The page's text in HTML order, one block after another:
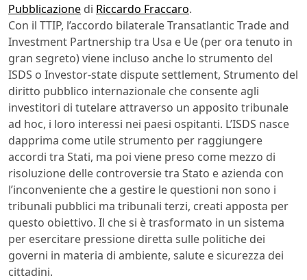
Pubblicazione di Riccardo Fraccaro.
Con il TTIP, l’accordo bilaterale Transatlantic Trade and
Investment Partnership tra Usa e Ue (per ora tenuto in
gran segreto) viene incluso anche lo strumento del
ISDS o Investor-state dispute settlement, Strumento del
diritto pubblico internazionale che consente agli
investitori di tutelare attraverso un apposito tribunale
ad hoc, i loro interessi nei paesi ospitanti. L’ISDS nasce
dapprima come utile strumento per raggiungere
accordi tra Stati, ma poi viene preso come mezzo di
risoluzione delle controversie tra Stato e azienda con
l’inconveniente che a gestire le questioni non sono i
tribunali pubblici ma tribunali terzi, creati apposta per
questo obiettivo. Il che si è trasformato in un sistema
per esercitare pressione diretta sulle politiche dei
governi in materia di ambiente, salute e sicurezza dei
cittadini.